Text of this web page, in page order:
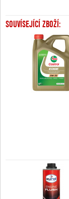
SOUVÍSEJÍCÍ ZBOŽÍ: